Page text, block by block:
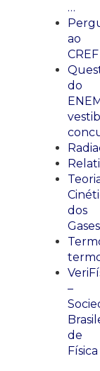
…
ao
CREF
do
dos
Gases
–
de
Física